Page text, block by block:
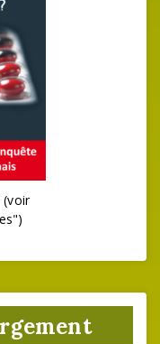
(voir